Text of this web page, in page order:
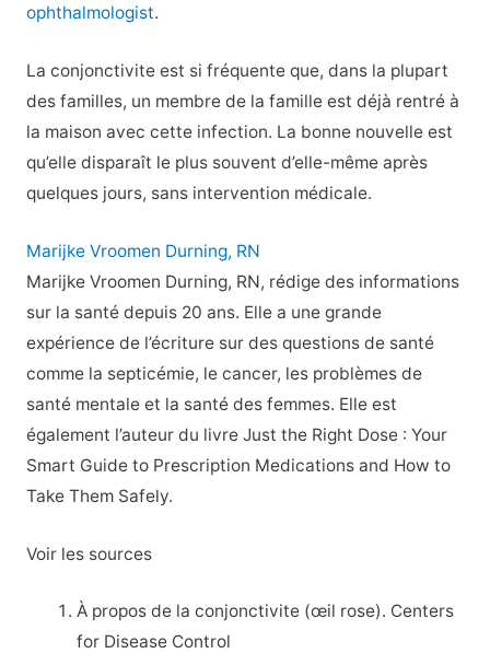
ophthalmologist.
La conjonctivite est si fréquente que, dans la plupart
des familles, un membre de la famille est déjà rentré à
la maison avec cette infection. La bonne nouvelle est
qu’elle disparaît le plus souvent d’elle-même après
quelques jours, sans intervention médicale.
Marijke Vroomen Durning, RN
Marijke Vroomen Durning, RN, rédige des informations
sur la santé depuis 20 ans. Elle a une grande
expérience de l’écriture sur des questions de santé
comme la septicémie, le cancer, les problèmes de
santé mentale et la santé des femmes. Elle est
également l’auteur du livre Just the Right Dose : Your
Smart Guide to Prescription Medications and How to
Take Them Safely.
Voir les sources
À propos de la conjonctivite (œil rose). Centers
for Disease Control